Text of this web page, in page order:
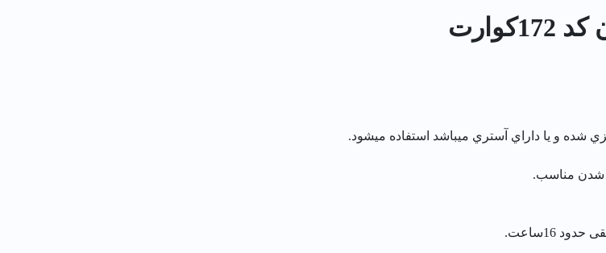
و يا داراي آستري ميباشد استفاده ميشود.
شدن مناسب.